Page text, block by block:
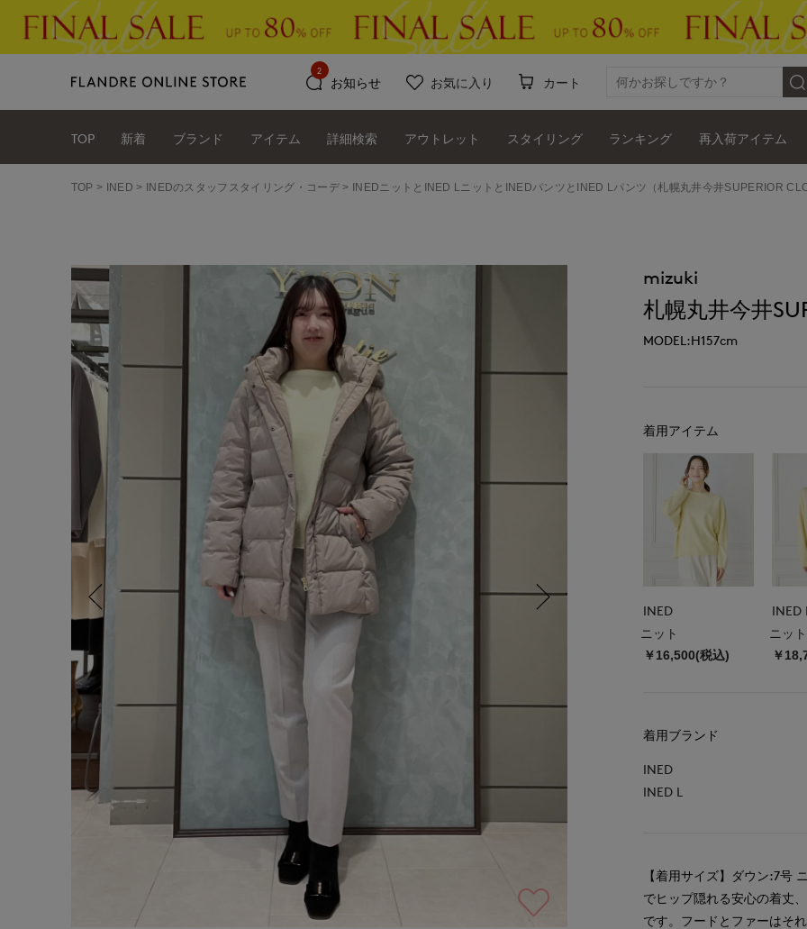
お知らせ
2
お気に入り カート
TOP 新着 ブランド アイテム 詳細検索 アウトレット スタイリング ランキング 再入荷アイテム
TOP INED INEDのスタッフスタイリング・コーデ INEDニットとINED LニットとINEDパンツとINED Lパンツ（札幌丸井今井SUPERIOR
mizuki
札幌丸井今井
MODEL:H157cm
着用アイテム
INED
ニット
￥16,500(税込)
INED L
ニット
￥
着用ブランド
INED
INED L
【着用サイズ】ダウン:7号
でヒップ隠れる安心の着丈
です。フードとファーはそ